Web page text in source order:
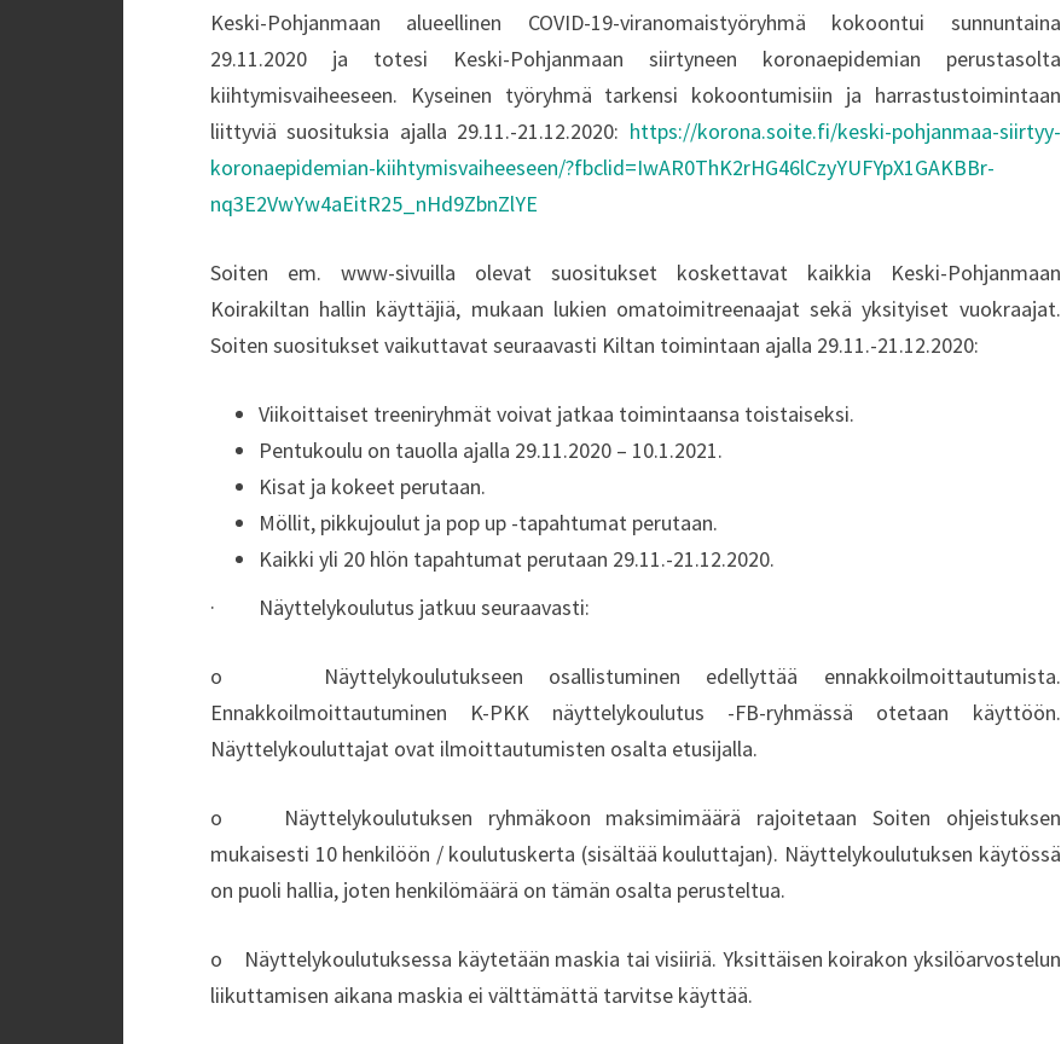
Keski-Pohjanmaan alueellinen COVID-19-viranomaistyöryhmä kokoontui sunnuntaina
29.11.2020 ja totesi Keski-Pohjanmaan siirtyneen koronaepidemian perustasolta
kiihtymisvaiheeseen. Kyseinen työryhmä tarkensi kokoontumisiin ja harrastustoimintaan
liittyviä suosituksia ajalla 29.11.-21.12.2020: https://korona.soite.fi/keski-pohjanmaa-siirtyy-
koronaepidemian-kiihtymisvaiheeseen/?fbclid=IwAR0ThK2rHG46lCzyYUFYpX1GAKBBr-
nq3E2VwYw4aEitR25_nHd9ZbnZlYE
Soiten em. www-sivuilla olevat suositukset koskettavat kaikkia Keski-Pohjanmaan
Koirakiltan hallin käyttäjiä, mukaan lukien omatoimitreenaajat sekä yksityiset vuokraajat.
Soiten suositukset vaikuttavat seuraavasti Kiltan toimintaan ajalla 29.11.-21.12.2020:
Viikoittaiset treeniryhmät voivat jatkaa toimintaansa toistaiseksi.
Pentukoulu on tauolla ajalla 29.11.2020 – 10.1.2021.
Kisat ja kokeet perutaan.
Möllit, pikkujoulut ja pop up -tapahtumat perutaan.
Kaikki yli 20 hlön tapahtumat perutaan 29.11.-21.12.2020.
· Näyttelykoulutus jatkuu seuraavasti:
o Näyttelykoulutukseen osallistuminen edellyttää ennakkoilmoittautumista.
Ennakkoilmoittautuminen K-PKK näyttelykoulutus -FB-ryhmässä otetaan käyttöön.
Näyttelykouluttajat ovat ilmoittautumisten osalta etusijalla.
o Näyttelykoulutuksen ryhmäkoon maksimimäärä rajoitetaan Soiten ohjeistuksen
mukaisesti 10 henkilöön / koulutuskerta (sisältää kouluttajan). Näyttelykoulutuksen käytössä
on puoli hallia, joten henkilömäärä on tämän osalta perusteltua.
o Näyttelykoulutuksessa käytetään maskia tai visiiriä. Yksittäisen koirakon yksilöarvostelun
liikuttamisen aikana maskia ei välttämättä tarvitse käyttää.